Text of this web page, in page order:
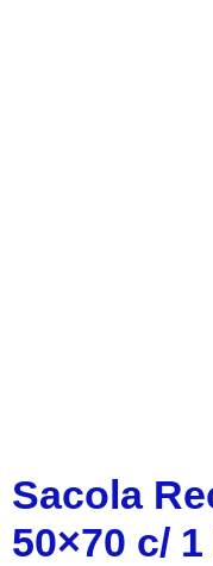
Sacola
50×70 c/